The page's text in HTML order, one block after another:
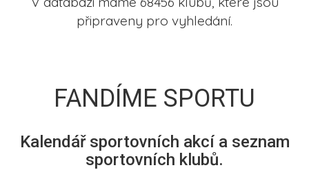
připraveny pro vyhledání.
FANDÍME SPORTU
Kalendář sportovních akcí a seznam
sportovních klubů.